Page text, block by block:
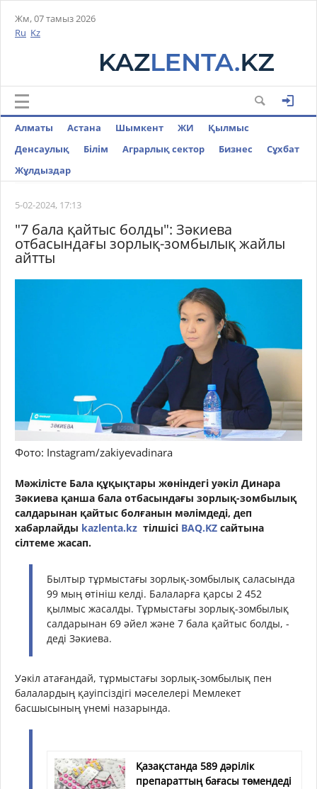
Жм, 07 тамыз 2026
Ru Kz
Алматы Астана Шымкент ЖИ
Қылмыс
Денсаулық
Білім Аграрлық сектор Бизнес
Cұхбат
Жұлдыздар
5-02-2024, 17:13
"7 бала қайтыс болды": Зәкиева
отбасындағы зорлық-зомбылық жайлы
айтты
Фото: Instagram/zakiyevadinara
Мәжілісте Бала құқықтары жөніндегі уәкіл Динара
Зәкиева қанша бала отбасындағы зорлық-зомбылық
салдарынан қайтыс болғанын мәлімдеді, деп
хабарлайды kazlenta.kz тілшісі BAQ.KZ сайтына
сілтеме жасап.
Былтыр тұрмыстағы зорлық-зомбылық саласында
99 мың өтініш келді. Балаларға қарсы 2 452
қылмыс жасалды. Тұрмыстағы зорлық-зомбылық
салдарынан 69 әйел және 7 бала қайтыс болды, -
деді Зәкиева.
Уәкіл атағандай, тұрмыстағы зорлық-зомбылық пен
балалардың қауіпсіздігі мәселелері Мемлекет
басшысының үнемі назарында.
Қазақстанда 589 дәрілік
препараттың бағасы төмендеді